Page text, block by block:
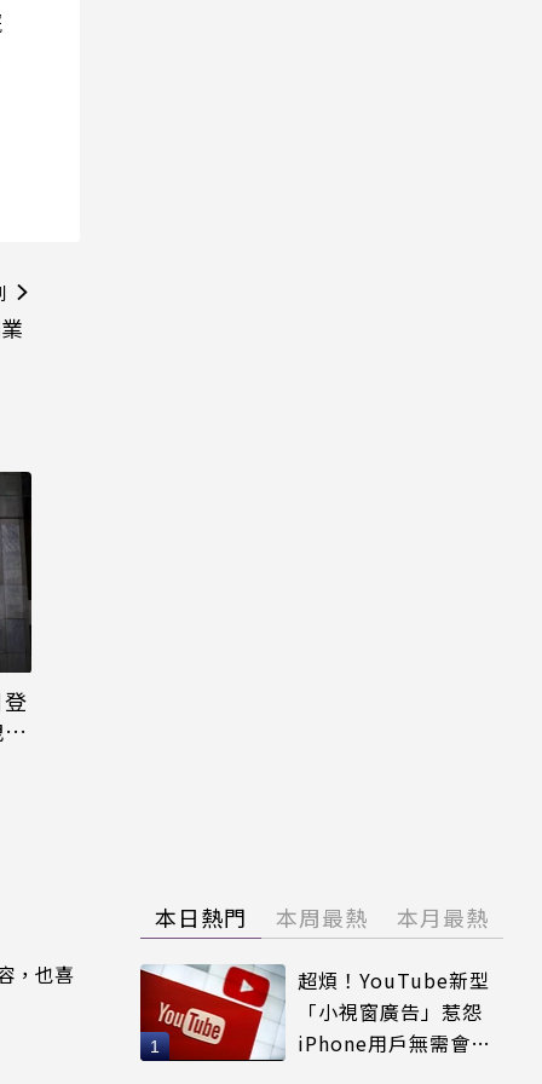
，也喜
本日熱門 本周最熱 本月最熱
超煩！YouTube新型
「小視窗廣告」惹怨
iPhone用戶無需會員